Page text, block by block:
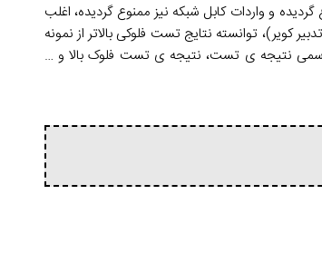
و واردات کابل شبکه نیز ممنوع گردیده، اغلب
کویر)، توانسته نتایج تست فلوکی بالاتر از نمونه
رسمی نتیجه ی تست، نتیجه ی تست فلوک بالا و …